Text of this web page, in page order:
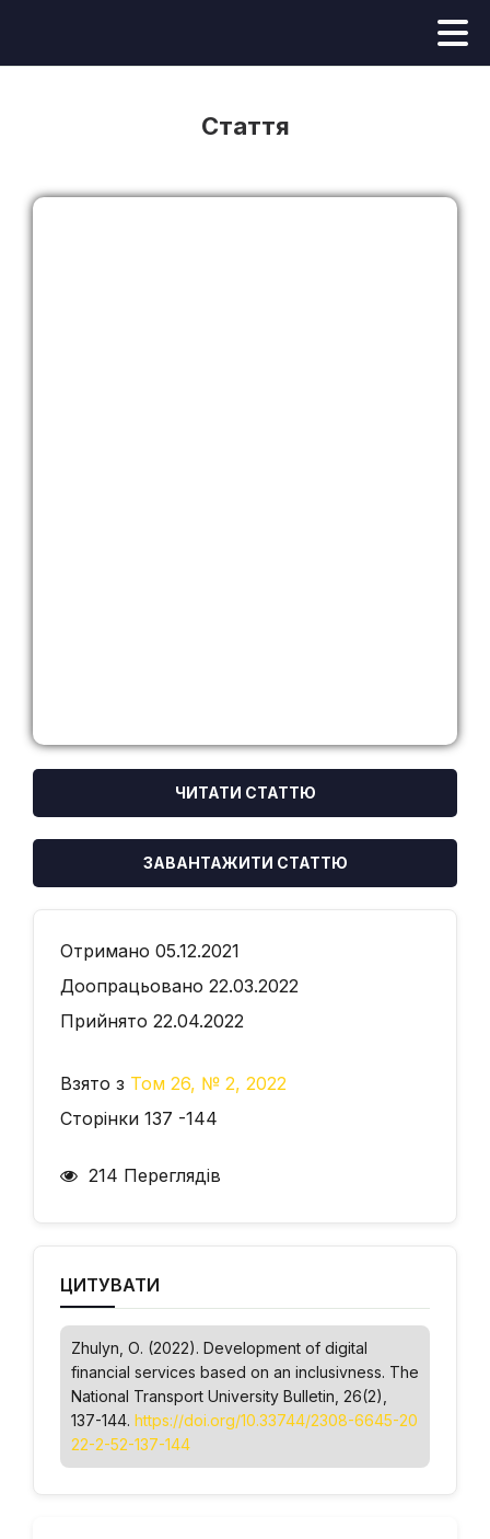
Стаття
ЧИТАТИ СТАТТЮ
ЗАВАНТАЖИТИ СТАТТЮ
Отримано 05.12.2021
Доопрацьовано 22.03.2022
Прийнято 22.04.2022
Взято з Том 26, № 2, 2022
Сторінки 137 -144
214 Переглядів
ЦИТУВАТИ
Zhulyn, О. (2022). Development of digital
financial services based on an inclusivness. The
National Transport University Bulletin , 26(2),
137-144. https://doi.org/10.33744/2308-6645-20
22-2-52-137-144